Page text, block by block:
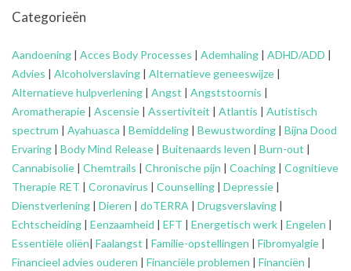
Categorieën
Aandoening | Acces Body Processes | Ademhaling | ADHD/ADD |
Advies | Alcoholverslaving | Alternatieve geneeswijze |
Alternatieve hulpverlening | Angst | Angststoornis |
Aromatherapie | Ascensie | Assertiviteit | Atlantis | Autistisch
spectrum | Ayahuasca | Bemiddeling | Bewustwording | Bijna Dood
Ervaring | Body Mind Release | Buitenaards leven | Burn-out |
Cannabisolie | Chemtrails | Chronische pijn | Coaching | Cognitieve
Therapie RET | Coronavirus | Counselling | Depressie |
Dienstverlening | Dieren | doTERRA | Drugsverslaving |
Echtscheiding | Eenzaamheid | EFT | Energetisch werk | Engelen |
Essentiële oliën| Faalangst | Familie-opstellingen | Fibromyalgie |
Financieel advies ouderen | Financiële problemen | Financiën |